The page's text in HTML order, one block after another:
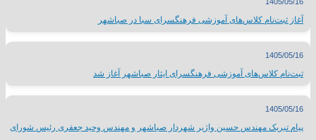
آغاز ثبت‌نام کلاس‌های آموزشی فرهنگسرای سبا در صباشهر
1405/05/16
ثبت‌نام کلاس‌های آموزشی فرهنگسرای ایثار صباشهر آغاز شد
1405/05/16
پیام تبریک مهندس حسین واژیر شهردار صباشهر و مهندس وحید جعفری رئیس شورای